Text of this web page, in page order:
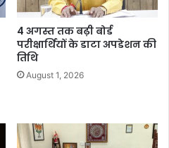
4 अगस्त तक बढ़ी बोर्ड
परीक्षार्थियों के डाटा अपडेशन की
तिथि
August 1, 2026